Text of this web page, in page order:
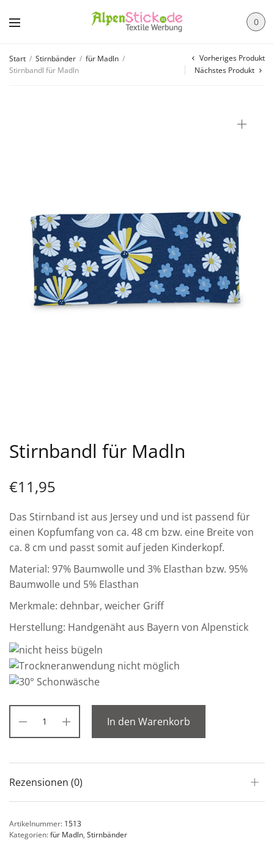
0
Start / Stirnbänder / für Madln /
Stirnbandl für Madln
Vorheriges Produkt
Nächstes Produkt
Stirnbandl für Madln
€11,95
Das Stirnband ist aus Jersey und und ist passend für
einen Kopfumfang von ca. 48 cm bzw. eine Breite von
ca. 8 cm und passt somit auf jeden Kinderkopf.
Material: 97% Baumwolle und 3% Elasthan bzw. 95%
Baumwolle und 5% Elasthan
Merkmale: dehnbar, weicher Griff
Herstellung: Handgenäht aus Bayern von Alpenstick
In den Warenkorb
Rezensionen (0)
Artikelnummer: 1513
Kategorien:für Madln, Stirnbänder